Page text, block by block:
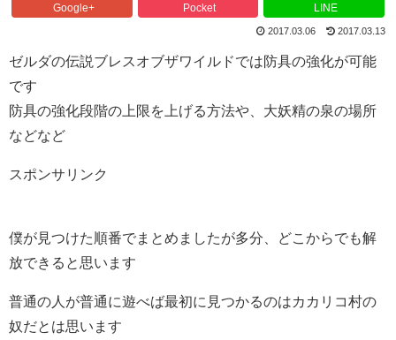
Google+ Pocket LINE
2017.03.06 2017.03.13
ゼルダの伝説ブレスオブザワイルドでは防具の強化が可能
です
防具の強化段階の上限を上げる方法や、大妖精の泉の場所
などなど
スポンサリンク
僕が見つけた順番でまとめましたが多分、どこからでも解
放できると思います
普通の人が普通に遊べば最初に見つかるのはカカリコ村の
奴だとは思います